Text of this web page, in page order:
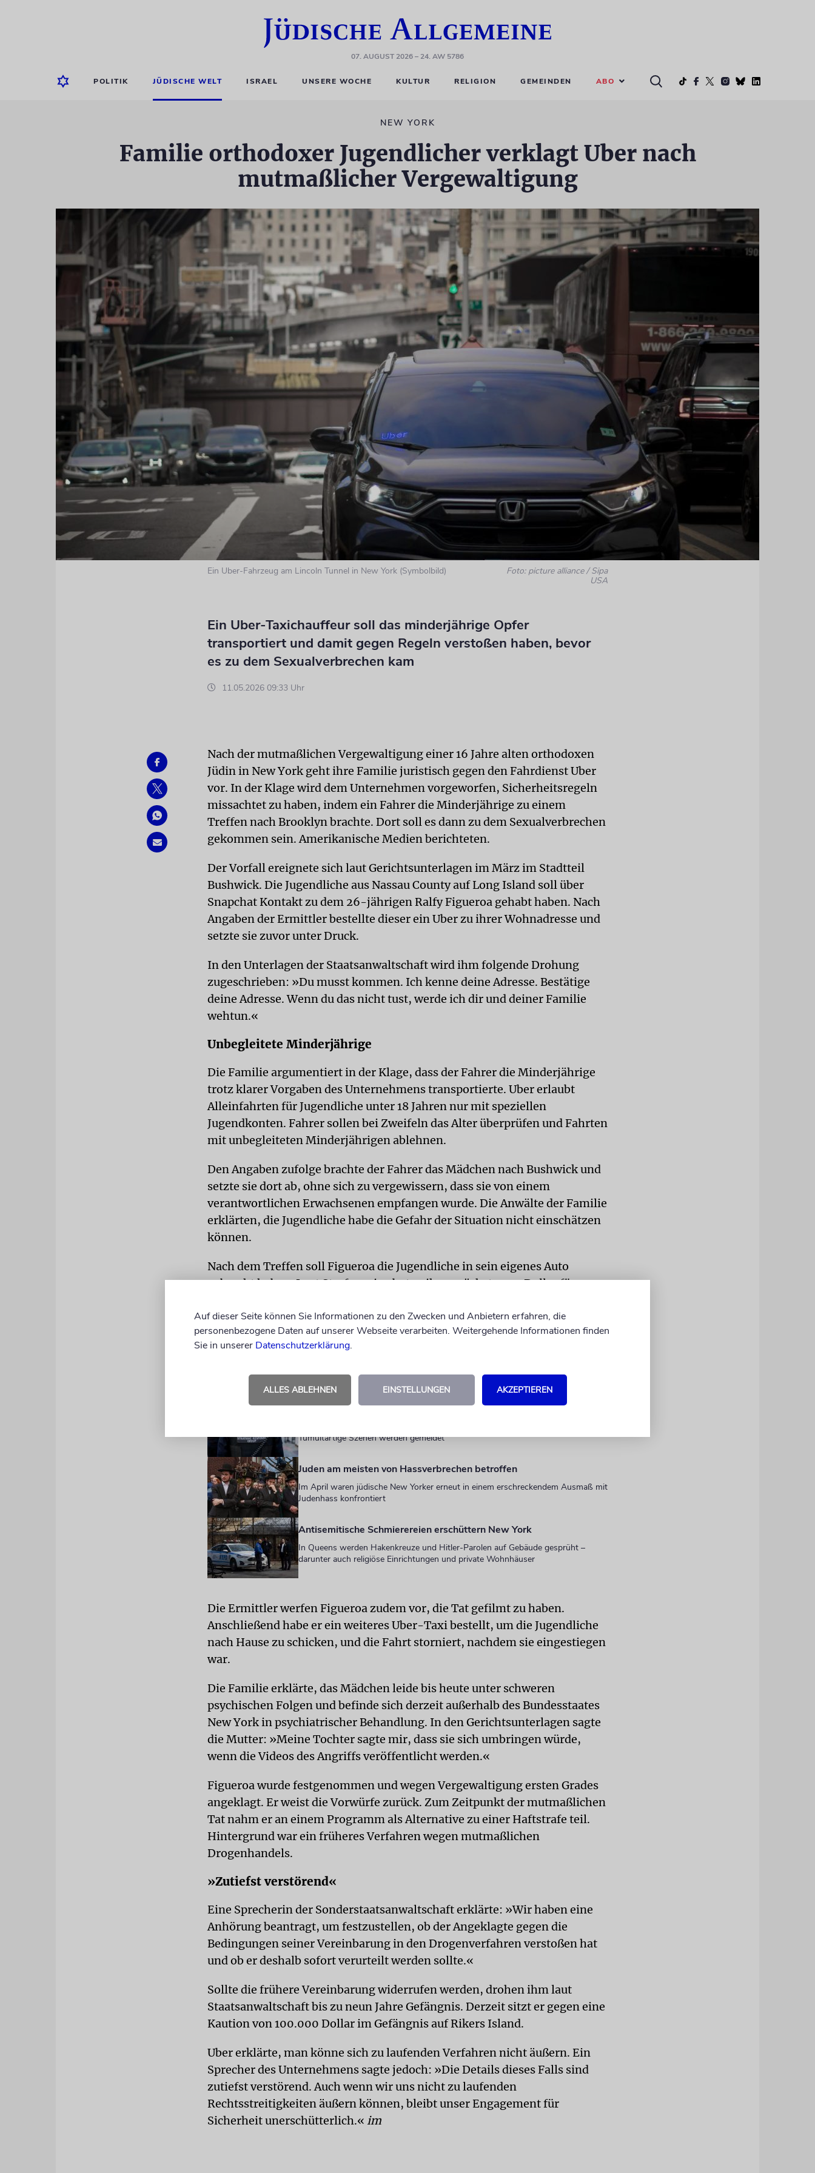
07. AUGUST 2026– 24. AW 5786
POLITIK JÜDISCHE WELT ISRAEL UNSERE WOCHE KULTUR RELIGION GEMEINDEN ABO
NEW YORK
Familie orthodoxer Jugendlicher verklagt Uber nach
mutmaßlicher Vergewaltigung
Ein Uber-Fahrzeug am Lincoln Tunnel in New York (Symbolbild)
Foto: picture alliance / Sipa
USA
Ein Uber-Taxichauffeur soll das minderjährige Opfer
transportiert und damit gegen Regeln verstoßen haben, bevor
es zu dem Sexualverbrechen kam
11.05.2026 09:33 Uhr
Nach der mutmaßlichen Vergewaltigung einer 16 Jahre alten orthodoxen
Jüdin in New York geht ihre Familie juristisch gegen den Fahrdienst Uber
vor. In der Klage wird dem Unternehmen vorgeworfen, Sicherheitsregeln
missachtet zu haben, indem ein Fahrer die Minderjährige zu einem
Treffen nach Brooklyn brachte. Dort soll es dann zu dem Sexualverbrechen
gekommen sein. Amerikanische Medien berichteten.
Der Vorfall ereignete sich laut Gerichtsunterlagen im März im Stadtteil
Bushwick. Die Jugendliche aus Nassau County auf Long Island soll über
Snapchat Kontakt zu dem 26-jährigen Ralfy Figueroa gehabt haben. Nach
Angaben der Ermittler bestellte dieser ein Uber zu ihrer Wohnadresse und
setzte sie zuvor unter Druck.
In den Unterlagen der Staatsanwaltschaft wird ihm folgende Drohung
zugeschrieben: »Du musst kommen. Ich kenne deine Adresse. Bestätige
deine Adresse. Wenn du das nicht tust, werde ich dir und deiner Familie
wehtun.«
Unbegleitete Minderjährige
Die Familie argumentiert in der Klage, dass der Fahrer die Minderjährige
trotz klarer Vorgaben des Unternehmens transportierte. Uber erlaubt
Alleinfahrten für Jugendliche unter 18 Jahren nur mit speziellen
Jugendkonten. Fahrer sollen bei Zweifeln das Alter überprüfen und Fahrten
mit unbegleiteten Minderjährigen ablehnen.
Den Angaben zufolge brachte der Fahrer das Mädchen nach Bushwick und
setzte sie dort ab, ohne sich zu vergewissern, dass sie von einem
verantwortlichen Erwachsenen empfangen wurde. Die Anwälte der Familie
erklärten, die Jugendliche habe die Gefahr der Situation nicht einschätzen
können.
Nach dem Treffen soll Figueroa die Jugendliche in sein eigenes Auto
gebracht haben. Laut Strafanzeige bot er ihr zunächst 1000 Dollar für
bedroht. Ihm werden unter anderem die Aussagen zugeschrieben: »Ich
werde Leute zu deinem Haus schicken« sowie: »Ich habe Waffen.«
LESEN SIE AUCH
Ausschreitungen vor Park East Synagogue
Tumultartige Szenen werden gemeldet
Juden am meisten von Hassverbrechen betroffen
Im April waren jüdische New Yorker erneut in einem erschreckendem Ausmaß mit
Judenhass konfrontiert
Antisemitische Schmierereien erschüttern New York
In Queens werden Hakenkreuze und Hitler-Parolen auf Gebäude gesprüht –
darunter auch religiöse Einrichtungen und private Wohnhäuser
Die Ermittler werfen Figueroa zudem vor, die Tat gefilmt zu haben.
Anschließend habe er ein weiteres Uber-Taxi bestellt, um die Jugendliche
nach Hause zu schicken, und die Fahrt storniert, nachdem sie eingestiegen
war.
Die Familie erklärte, das Mädchen leide bis heute unter schweren
psychischen Folgen und befinde sich derzeit außerhalb des Bundesstaates
New York in psychiatrischer Behandlung. In den Gerichtsunterlagen sagte
die Mutter: »Meine Tochter sagte mir, dass sie sich umbringen würde,
wenn die Videos des Angriffs veröffentlicht werden.«
Figueroa wurde festgenommen und wegen Vergewaltigung ersten Grades
angeklagt. Er weist die Vorwürfe zurück. Zum Zeitpunkt der mutmaßlichen
Tat nahm er an einem Programm als Alternative zu einer Haftstrafe teil.
Hintergrund war ein früheres Verfahren wegen mutmaßlichen
Drogenhandels.
»Zutiefst verstörend«
Eine Sprecherin der Sonderstaatsanwaltschaft erklärte: »Wir haben eine
Anhörung beantragt, um festzustellen, ob der Angeklagte gegen die
Bedingungen seiner Vereinbarung in den Drogenverfahren verstoßen hat
und ob er deshalb sofort verurteilt werden sollte.«
Sollte die frühere Vereinbarung widerrufen werden, drohen ihm laut
Staatsanwaltschaft bis zu neun Jahre Gefängnis. Derzeit sitzt er gegen eine
Kaution von 100.000 Dollar im Gefängnis auf Rikers Island.
Uber erklärte, man könne sich zu laufenden Verfahren nicht äußern. Ein
Sprecher des Unternehmens sagte jedoch: »Die Details dieses Falls sind
zutiefst verstörend. Auch wenn wir uns nicht zu laufenden
Rechtsstreitigkeiten äußern können, bleibt unser Engagement für
Sicherheit unerschütterlich.« im
Auf dieser Seite können Sie Informationen zu den Zwecken und Anbietern erfahren, die
personenbezogene Daten auf unserer Webseite verarbeiten. Weitergehende Informationen finden
Sie in unserer Datenschutzerklärung.
ALLES ABLEHNEN EINSTELLUNGEN AKZEPTIEREN